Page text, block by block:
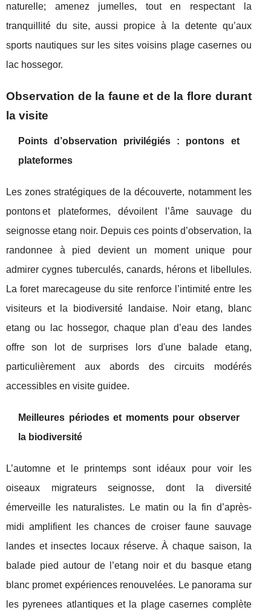
naturelle; amenez jumelles, tout en respectant la
tranquillité du site, aussi propice à la detente qu’aux
sports nautiques sur les sites voisins plage casernes ou
lac hossegor.
Observation de la faune et de la flore durant
la visite
Points d’observation privilégiés : pontons et
plateformes
Les zones stratégiques de la découverte, notamment les
pontons et plateformes, dévoilent l’âme sauvage du
seignosse etang noir. Depuis ces points d’observation, la
randonnee à pied devient un moment unique pour
admirer cygnes tuberculés, canards, hérons et libellules.
La foret marecageuse du site renforce l’intimité entre les
visiteurs et la biodiversité landaise. Noir etang, blanc
etang ou lac hossegor, chaque plan d’eau des landes
offre son lot de surprises lors d'une balade etang,
particulièrement aux abords des circuits modérés
accessibles en visite guidee.
Meilleures périodes et moments pour observer
la biodiversité
L’automne et le printemps sont idéaux pour voir les
oiseaux migrateurs seignosse, dont la diversité
émerveille les naturalistes. Le matin ou la fin d’après-
midi amplifient les chances de croiser faune sauvage
landes et insectes locaux réserve. À chaque saison, la
balade pied autour de l’etang noir et du basque etang
blanc promet expériences renouvelées. Le panorama sur
les pyrenees atlantiques et la plage casernes complète